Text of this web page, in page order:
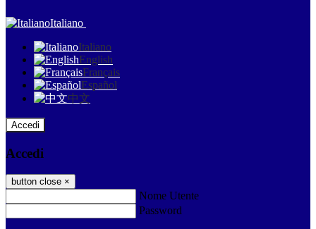
Italiano
Italiano
English
Français
Español
中文
Accedi
Accedi
button close ×
Nome Utente
Password